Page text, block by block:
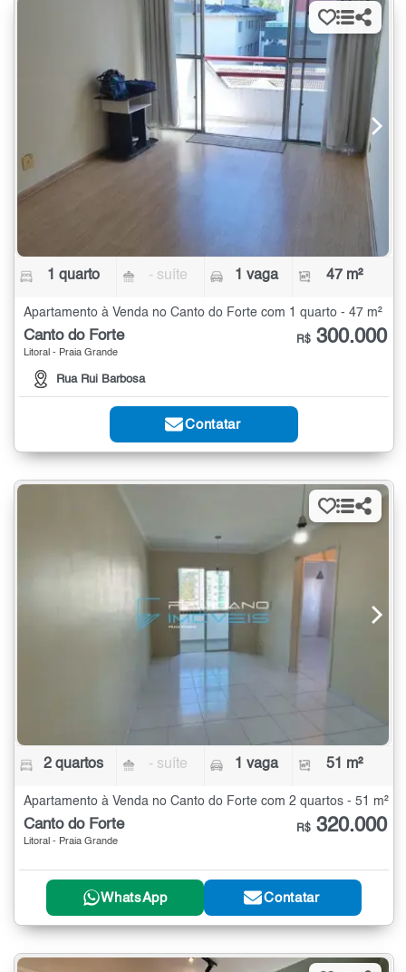
1 quarto - suíte 1 vaga 47 m²
Apartamento à Venda no Canto do Forte com 1 quarto - 47 m²
Canto do Forte
Litoral - Praia Grande
Rua Rui Barbosa
R$ 300.000
Contatar
2 quartos - suíte 1 vaga 51 m²
Apartamento à Venda no Canto do Forte com 2 quartos - 51 m²
Canto do Forte
Litoral - Praia Grande
R$ 320.000
WhatsApp Contatar